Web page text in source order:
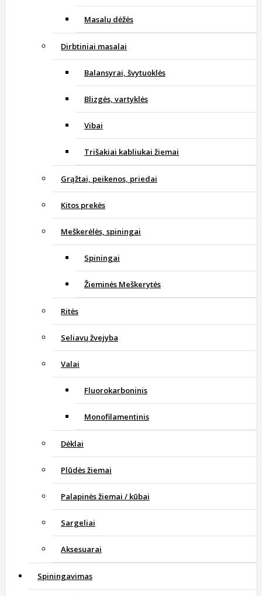
Masalų dėžės
Dirbtiniai masalai
Balansyrai, švytuoklės
Blizgės, vartyklės
Vibai
Trišakiai kabliukai žiemai
Grąžtai, peikenos, priedai
Kitos prekės
Meškerėlės, spiningai
Spiningai
Žieminės Meškerytės
Ritės
Seliavų žvejyba
Valai
Fluorokarboninis
Monofilamentinis
Dėklai
Plūdės žiemai
Palapinės žiemai / kūbai
Sargeliai
Aksesuarai
Spiningavimas